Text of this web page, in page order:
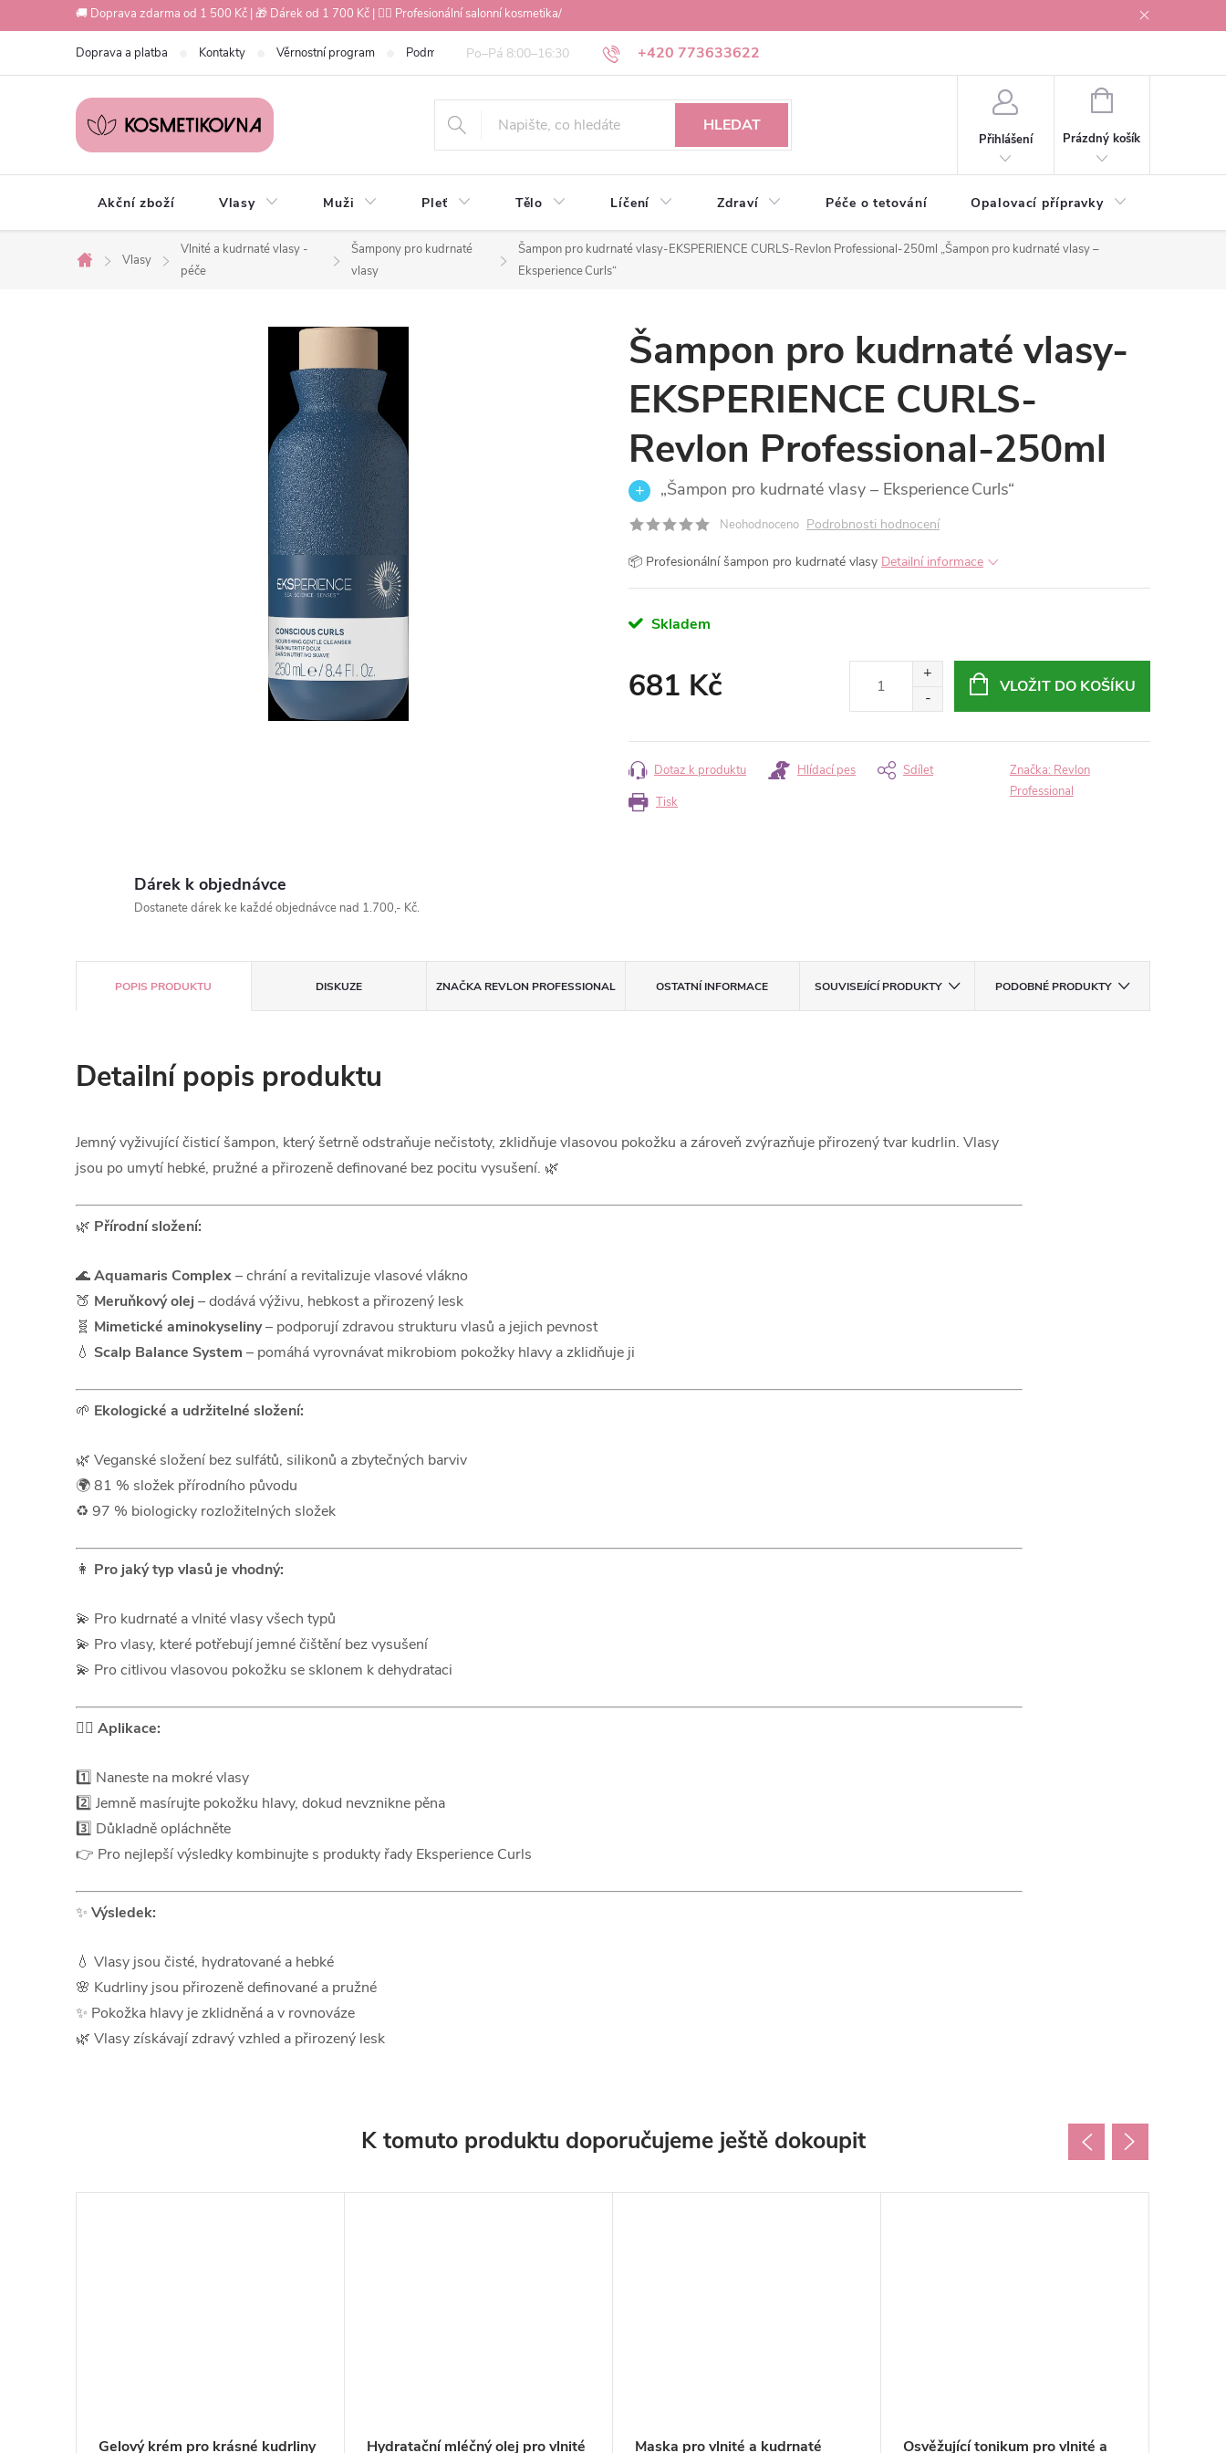
na
🚚 Doprava zdarma od 1 500 Kč | 🎁 Dárek od 1 700 Kč | 💇‍♀️ Profesionální salonní kosmetika/
+420 773633622
Doprava a platba Kontakty Věrnostní program Podmínky ochrany osobních údajů Obchodní podmínky Osobní odběr v Ostravě
HLEDAT
Přihlášení
NÁKUPNÍ
Prázdný košík
Akční zboží Vlasy Muži Pleť Tělo Líčení Zdraví Péče o tetování Opalovací přípravky
Domů
Vlasy
Vlnité a kudrnaté vlasy -
péče
Šampony pro kudrnaté
vlasy
Šampon pro kudrnaté vlasy-EKSPERIENCE CURLS-Revlon Professional-250ml„Šampon pro kudrnaté vlasy –
Eksperience Curls“
Šampon pro kudrnaté vlasy-
EKSPERIENCE CURLS-
Revlon Professional-250ml
„Šampon pro kudrnaté vlasy – Eksperience Curls“
Neohodnoceno Podrobnosti hodnocení
📦 Profesionální šampon pro kudrnaté vlasy Detailní informace
Skladem
681 Kč VLOŽIT DO KOŠÍKU
Tisk
Dotaz k produktu Hlídací pes Sdílet Značka: Revlon
Professional
Dárek k objednávce
Dostanete dárek ke každé objednávce nad 1.700,- Kč.
POPIS PRODUKTU DISKUZE ZNAČKAREVLON PROFESSIONAL OSTATNÍ INFORMACE SOUVISEJÍCÍ PRODUKTY PODOBNÉ PRODUKTY
Detailní popis produktu
Jemný vyživující čisticí šampon, který šetrně odstraňuje nečistoty, zklidňuje vlasovou pokožku a zároveň zvýrazňuje přirozený tvar kudrlin. Vlasy
jsou po umytí hebké, pružné a přirozeně definované bez pocitu vysušení. 🌿
🌿 Přírodní složení:
🌊Aquamaris Complex– chrání a revitalizuje vlasové vlákno
🍑 Meruňkový olej – dodává výživu, hebkost a přirozený lesk
🧬 Mimetické aminokyseliny– podporují zdravou strukturu vlasů a jejich pevnost
💧 Scalp Balance System – pomáhá vyrovnávat mikrobiom pokožky hlavy a zklidňuje ji
🌱 Ekologické a udržitelné složení:
🌿 Veganské složení bez sulfátů, silikonů a zbytečných barviv
🌍 81 % složek přírodního původu
♻️ 97 % biologicky rozložitelných složek
👩 Pro jaký typ vlasů je vhodný:
💫 Pro kudrnaté a vlnité vlasy všech typů
💫 Pro vlasy, které potřebují jemné čištění bez vysušení
💫 Pro citlivou vlasovou pokožku se sklonem k dehydrataci
💆‍♀️ Aplikace:
1️⃣ Naneste na mokré vlasy
2️⃣ Jemně masírujte pokožku hlavy, dokud nevznikne pěna
3️⃣ Důkladně opláchněte
👉 Pro nejlepší výsledky kombinujte s produkty řady Eksperience Curls
✨ Výsledek:
💧 Vlasy jsou čisté, hydratované a hebké
🌸 Kudrliny jsou přirozeně definované a pružné
✨ Pokožka hlavy je zklidněná a v rovnováze
🌿 Vlasy získávají zdravý vzhled a přirozený lesk
K tomuto produktu doporučujeme ještě dokoupit
Gelový krém pro krásné kudrliny
Hydratační mléčný olej pro vlnité
Maska pro vlnité a kudrnaté
Osvěžující tonikum pro vlnité a